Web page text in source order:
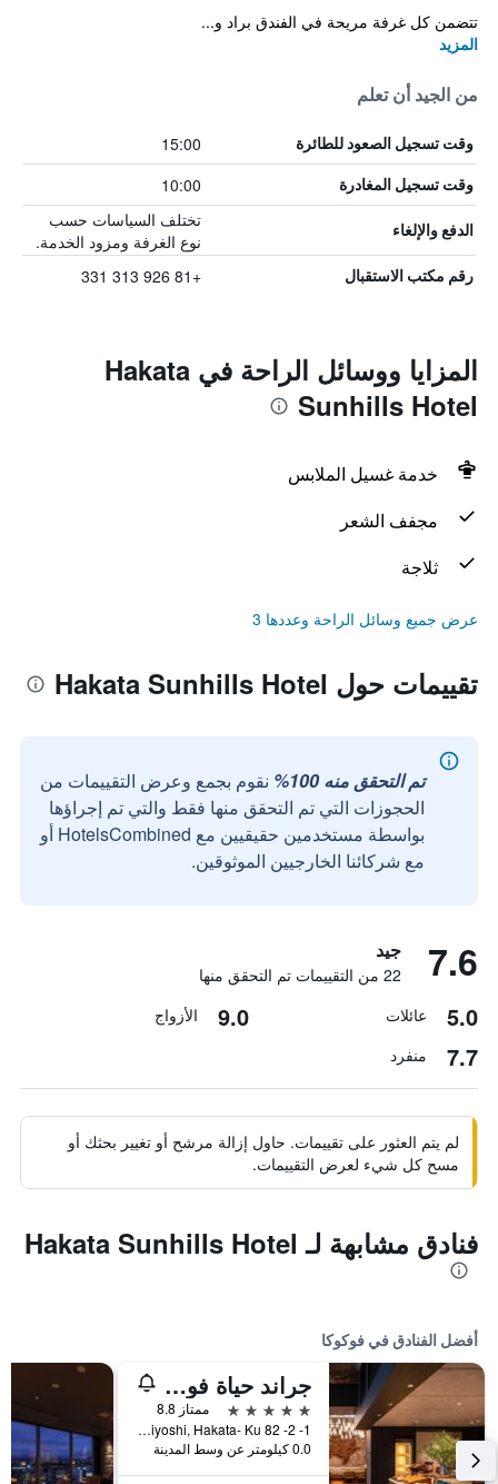
تتضمن كل غرفة مريحة في الفندق براد و...
المزيد
من الجيد أن تعلم
وقت تسجيل الصعود للطائرة 15:00
وقت تسجيل المغادرة 10:00
الدفع والإلغاء
تختلف السياسات حسب
نوع الغرفة ومزود الخدمة.
رقم مكتب الاستقبال +81 926 313 331
المزايا ووسائل الراحة في Hakata
Sunhills Hotel
خدمة غسيل الملابس
مجفف الشعر
ثلاجة
عرض جميع وسائل الراحة وعددها 3
تقييمات حول Hakata Sunhills Hotel
تم التحقق منه 100%
نقوم بجمع وعرض التقييمات من
الحجوزات التي تم التحقق منها فقط والتي تم إجراؤها
بواسطة مستخدمين حقيقيين مع HotelsCombined أو
مع شركائنا الخارجيين الموثوقين.
7.6 جيد
22 من التقييمات تم التحقق منها
5.0 عائلات 9.0 الأزواج
7.7 منفرد
لم يتم العثور على تقييمات. حاول إزالة مرشح أو تغيير بحثك أو
مسح كل شيء لعرض التقييمات.
فنادق مشابهة لـ Hakata Sunhills Hotel
أفضل الفنادق في فوكوكا
جراند حياة فوكوكا
5 نجوم
ممتاز 8.8
1- 2- 82 Sumiyoshi, Hakata- Ku, فوكوكا, اليابان
0.0 كيلومتر عن وسط المدينة